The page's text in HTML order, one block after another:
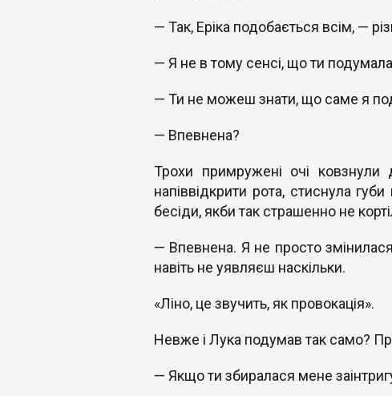
— Так, Еріка подобається всім, —
— Я не в тому сенсі, що ти
— Ти не можеш знати, що саме я
— Впевнена?
Трохи примружені очі ковзнули
напіввідкрити рота, стиснула
бесіди, якби так страшенно не
— Впевнена. Я не просто
навіть не уявляєш наскільки.
«Ліно, це звучить, як провокація».
Невже і Лука подумав так само?
— Якщо ти збиралася мене